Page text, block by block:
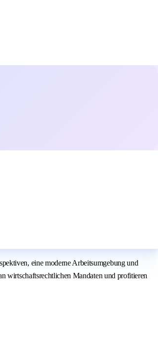
eine moderne Arbeitsumgebung und
wirtschaftsrechtlichen Mandaten und profitieren